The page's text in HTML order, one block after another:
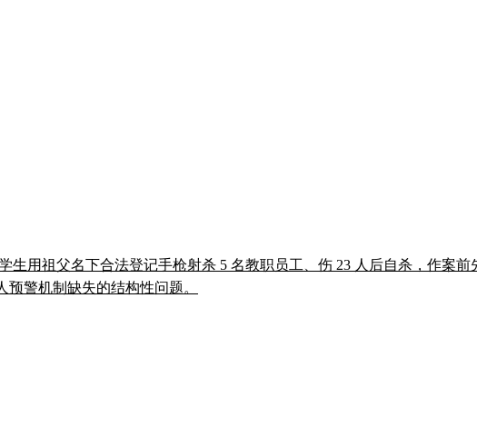
生用祖父名下合法登记手枪射杀 5 名教职员工、伤 23 人后自杀，作案
警机制缺失的结构性问题。